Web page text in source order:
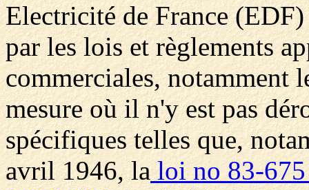
Electricité de France
par les lois et règlements
commerciales, notamment
mesure où il n'y est pas
spécifiques telles que,
avril 1946, laloi no 83-